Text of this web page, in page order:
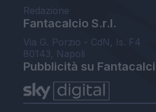
Redazione
Fantacalcio S.r.l.
Via G. Porzio - CdN, Is. F4
80143, Napoli
Pubblicità su